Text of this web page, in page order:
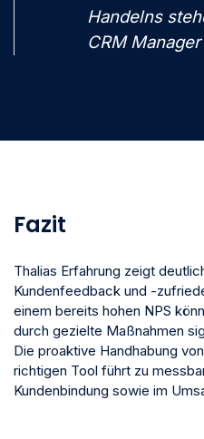
Handelns
CRM
Fazit
Thalias Erfahrung zeigt
Kundenfeedback und -
einem bereits hohen NPS
durch gezielte Maßnahmen
Die proaktive Handhabung
richtigen Tool führt zu
Kundenbindung sowie im